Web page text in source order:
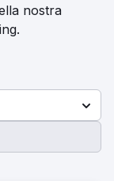
nostra